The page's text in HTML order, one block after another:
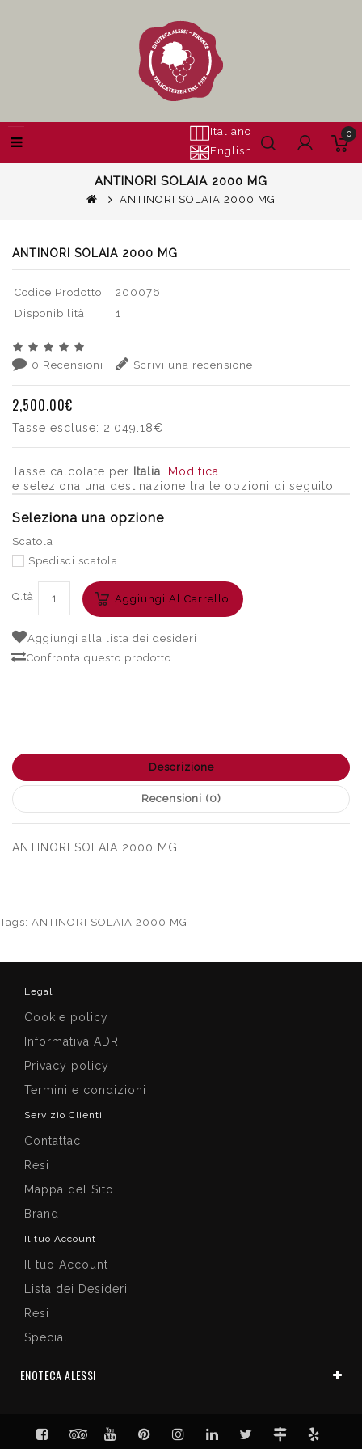
Italiano
English
0
ANTINORI SOLAIA 2000 MG
ANTINORI SOLAIA 2000 MG
ANTINORI SOLAIA 2000 MG
Codice Prodotto:
200076
Disponibilità:
1
0 Recensioni Scrivi una recensione
2,500.00€
Tasse escluse: 2,049.18€
Tasse calcolate per Italia
Modifica
e seleziona una destinazione tra le opzioni di seguito
Seleziona una opzione
Scatola
Spedisci scatola
Q.tà Aggiungi Al Carrello
Aggiungi alla lista dei desideri
Confronta questo prodotto
Descrizione
Recensioni (0)
ANTINORI SOLAIA 2000 MG
Tags: ANTINORI SOLAIA 2000 MG
Legal
Cookie policy
Informativa ADR
Privacy policy
Termini e condizioni
Servizio Clienti
Contattaci
Resi
Mappa del Sito
Brand
Il tuo Account
Il tuo Account
Lista dei Desideri
Resi
Speciali
ENOTECA ALESSI